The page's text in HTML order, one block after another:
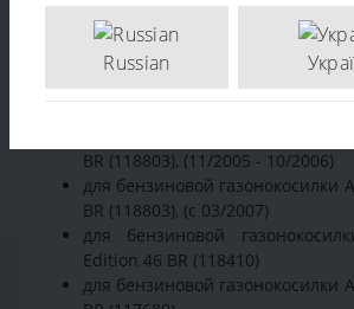
4645 BR (118802), (с 10/2006)
для бензиновой газонокосилки
BR (118803)
для бензиновой газонокосилки
BR (118803), (11/2005 - 10/2006)
для бензиновой газонокосилки
BR (118803), (с 03/2007)
для бензиновой
Edition 46 BR (118410)
для бензиновой газонокосилки
Russian